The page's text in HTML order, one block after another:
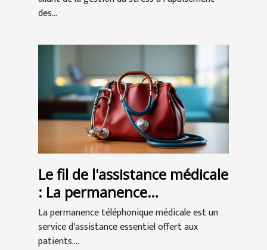
des...
Le fil de l'assistance médicale
: La permanence
téléphonique au service des
patients
La permanence téléphonique médicale est un
service d'assistance essentiel offert aux
patients....